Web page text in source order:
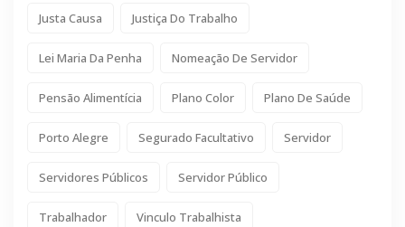
Justa Causa Justiça Do Trabalho
Lei Maria Da Penha Nomeação De Servidor
Pensão Alimentícia Plano Color Plano De Saúde
Porto Alegre Segurado Facultativo Servidor
Servidores Públicos Servidor Público
Trabalhador Vinculo Trabalhista